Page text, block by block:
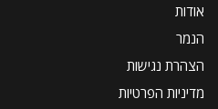
אודות
הנמר
הצהרת נגישות
מדיניות הפרטיות